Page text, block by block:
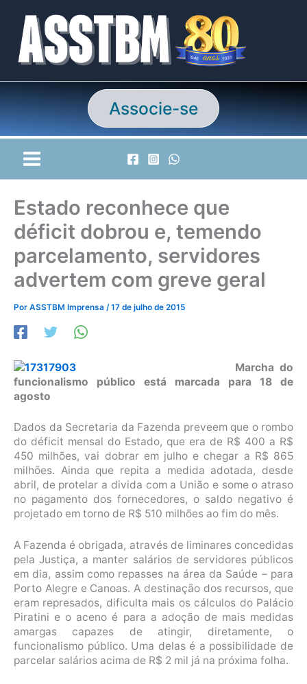
conteúdo
Associe-se
Estado reconhece que
déficit dobrou e, temendo
parcelamento, servidores
advertem com greve geral
Por ASSTBM Imprensa /17 de julho de 2015
Marcha do
funcionalismo público está marcada para 18 de
agosto
Dados da Secretaria da Fazenda preveem que o rombo
do déficit mensal do Estado, que era de R$ 400 a R$
450 milhões, vai dobrar em julho e chegar a R$ 865
milhões. Ainda que repita a medida adotada, desde
abril, de protelar a divida com a União e some o atraso
no pagamento dos fornecedores, o saldo negativo é
projetado em torno de R$ 510 milhões ao fim do mês.
A Fazenda é obrigada, através de liminares concedidas
pela Justiça, a manter salários de servidores públicos
em dia, assim como repasses na área da Saúde – para
Porto Alegre e Canoas. A destinação dos recursos, que
eram represados, dificulta mais os cálculos do Palácio
Piratini e o aceno é para a adoção de mais medidas
amargas capazes de atingir, diretamente, o
funcionalismo público. Uma delas é a possibilidade de
parcelar salários acima de R$ 2 mil já na próxima folha.